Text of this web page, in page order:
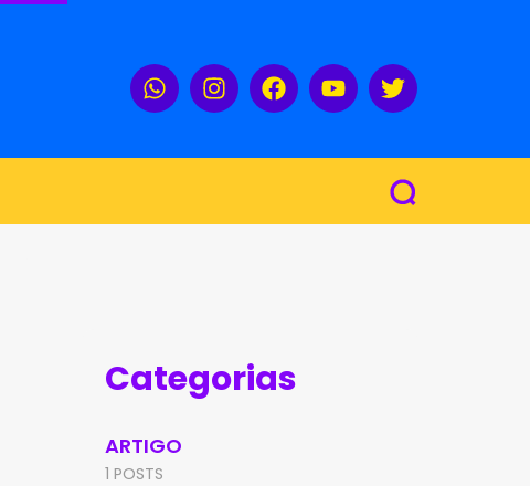
Categorias
ARTIGO
1 POSTS